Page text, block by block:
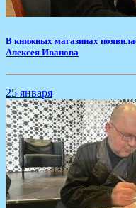
​В книжных магазинах
Алексея Иванова
25 января